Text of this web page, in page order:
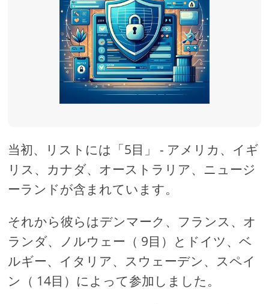
当初、リストには「5目」 - アメリカ、イギ
リス、カナダ、オーストラリア、ニュージ
ーランドが含まれています。
それから彼らはデンマーク、フランス、オ
ランダ、ノルウェー（ 9目）とドイツ、ベ
ルギー、イタリア、スウェーデン、スペイ
ン（ 14目）によって参加しました。